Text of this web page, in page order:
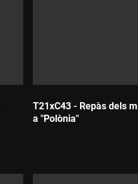
T21xC43 - Repàs dels
a "Polònia"